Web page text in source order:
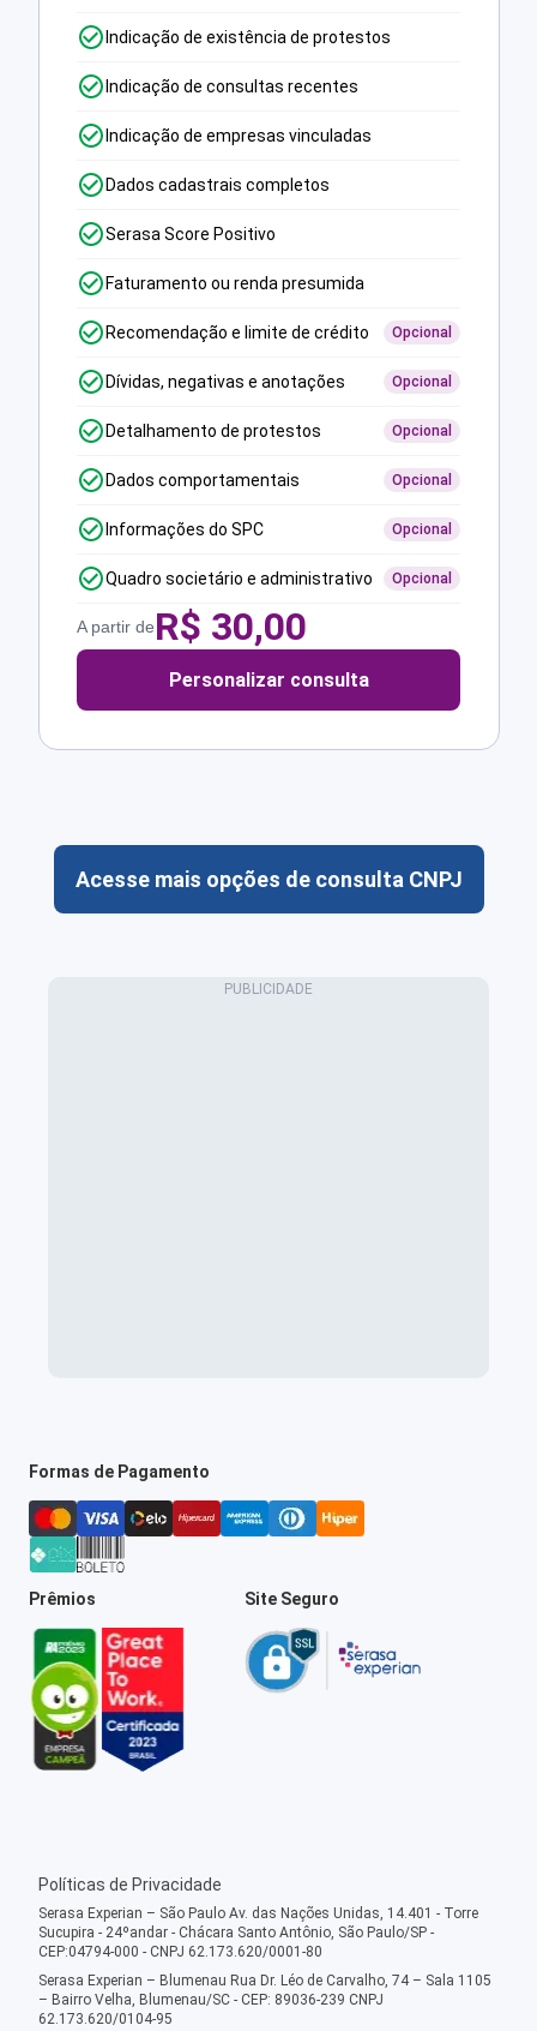
Indicação de existência de protestos
Indicação de consultas recentes
Indicação de empresas vinculadas
Dados cadastrais completos
Serasa Score Positivo
Faturamento ou renda presumida
Recomendação e limite de crédito Opcional
Dívidas, negativas e anotações Opcional
Detalhamento de protestos Opcional
Dados comportamentais Opcional
Informações do SPC Opcional
Quadro societário e administrativo Opcional
A partir deR$ 30,00
Personalizar consulta
Acesse mais opções de consulta CNPJ
Formas de Pagamento
Prêmios Site Seguro
Políticas de Privacidade
Serasa Experian – São Paulo Av. das Nações Unidas, 14.401 - Torre
Sucupira - 24ºandar - Chácara Santo Antônio, São Paulo/SP -
CEP:04794-000 - CNPJ 62.173.620/0001-80
Serasa Experian – Blumenau Rua Dr. Léo de Carvalho, 74 – Sala 1105
– Bairro Velha, Blumenau/SC - CEP: 89036-239 CNPJ
62.173.620/0104-95